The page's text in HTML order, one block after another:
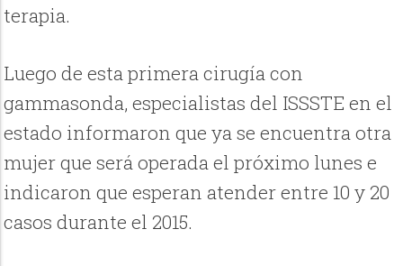
terapia.
Luego de esta primera cirugía con
gammasonda, especialistas del ISSSTE en el
estado informaron que ya se encuentra otra
mujer que será operada el próximo lunes e
indicaron que esperan atender entre 10 y 20
casos durante el 2015.